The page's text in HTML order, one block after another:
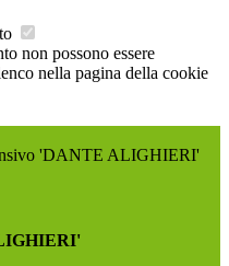
non possono essere
nella pagina della cookie
'DANTE ALIGHIERI'